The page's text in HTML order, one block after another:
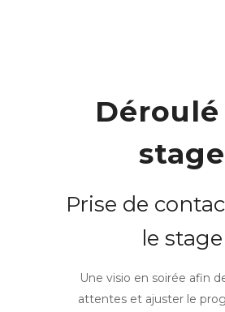
stage
Prise de
le stage
Une visio en soirée afin
attentes et ajuster le